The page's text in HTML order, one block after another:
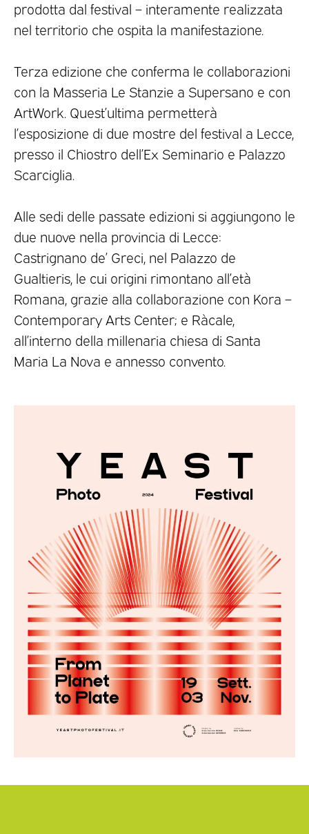
prodotta dal festival – interamente realizzata
nel territorio che ospita la manifestazione.
Terza edizione che conferma le collaborazioni
con la Masseria Le Stanzie a Supersano e con
ArtWork. Quest’ultima permetterà
l’esposizione di due mostre del festival a Lecce,
presso il Chiostro dell’Ex Seminario e Palazzo
Scarciglia.
Alle sedi delle passate edizioni si aggiungono le
due nuove nella provincia di Lecce:
Castrignano de’ Greci, nel Palazzo de
Gualtieris, le cui origini rimontano all’età
Romana, grazie alla collaborazione con Kora –
Contemporary Arts Center; e Ràcale,
all’interno della millenaria chiesa di Santa
Maria La Nova e annesso convento.